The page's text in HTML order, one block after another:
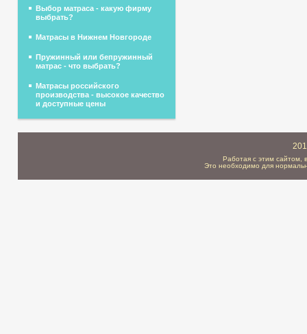
Выбор матраса - какую фирму
выбрать?
Матрасы в Нижнем Новгороде
Пружинный или бепружинный
матрас - что выбрать?
Матрасы российского
производства - высокое качество
и доступные цены
Работая с этим сайтом,
Это необходимо для